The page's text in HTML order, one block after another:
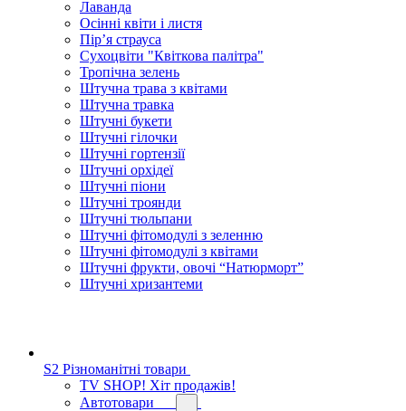
Лаванда
Осінні квіти і листя
Пір’я страуса
Сухоцвіти "Квіткова палітра"
Тропічна зелень
Штучна трава з квітами
Штучна травка
Штучні букети
Штучні гілочки
Штучні гортензії
Штучні орхідеї
Штучні піони
Штучні троянди
Штучні тюльпани
Штучні фітомодулі з зеленню
Штучні фітомодулі з квітами
Штучні фрукти, овочі “Натюрморт”
Штучні хризантеми
S2 Різноманітні товари
TV SHOP! Хіт продажів!
Автотовари